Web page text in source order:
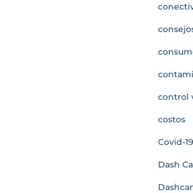
control
costos
Covid-19
Dash